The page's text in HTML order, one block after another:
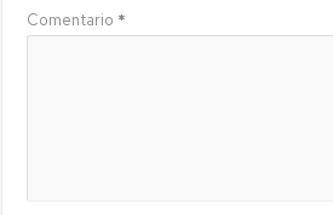
Comentario *